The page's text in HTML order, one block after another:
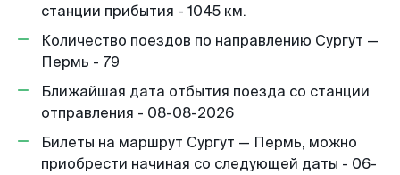
станции прибытия - 1045 км.
Количество поездов по направлению Сургут —
Пермь - 79
Ближайшая дата отбытия поезда со станции
отправления - 08-08-2026
Билеты на маршрут Сургут — Пермь, можно
приобрести начиная со следующей даты - 06-